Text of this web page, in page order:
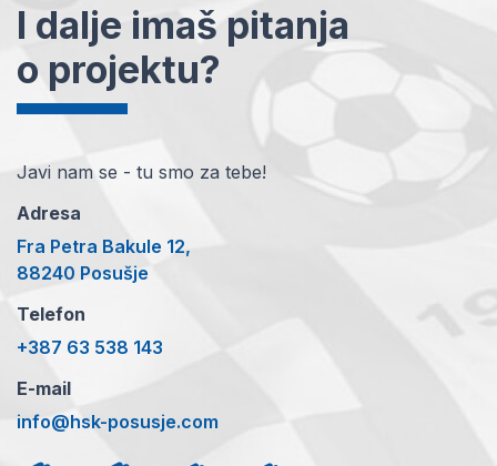
I dalje imaš pitanja
o projektu?
Javi nam se - tu smo za tebe!
Adresa
Fra Petra Bakule 12,
88240 Posušje
Telefon
+387 63 538 143
E-mail
info@hsk-posusje.com